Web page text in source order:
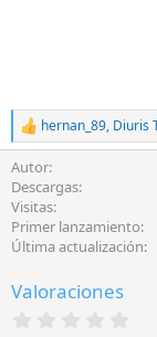
R
e
a
c
c
i
o
n
s
hernan_89, Diuris
Autor
Descargas
Visitas
Primer lanzamiento
Última actualización
Valoraciones